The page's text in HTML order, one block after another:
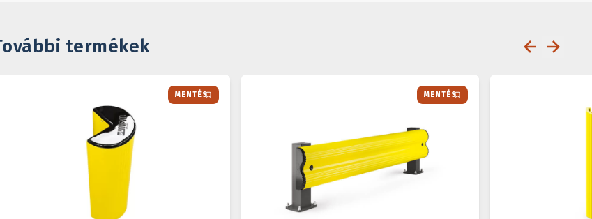
Termékadatlap letöltése
letöltéséhez kérjük adja meg az emailcímét!
termékek
MENTÉS MENTÉS